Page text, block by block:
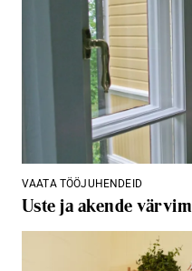
VAATA TÖÖJUHENDEID
Uste ja akende